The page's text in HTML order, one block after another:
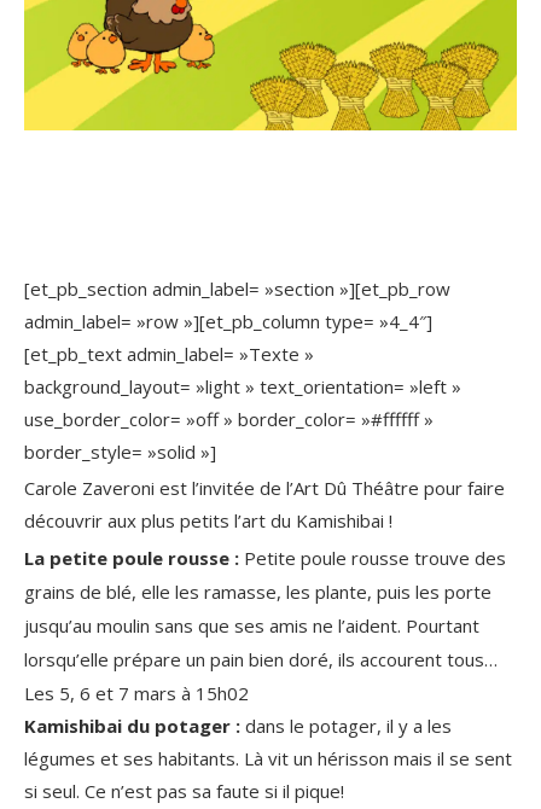
[et_pb_section admin_label= »section »][et_pb_row
admin_label= »row »][et_pb_column type= »4_4″]
[et_pb_text admin_label= »Texte »
background_layout= »light » text_orientation= »left »
use_border_color= »off » border_color= »#ffffff »
border_style= »solid »]
Carole Zaveroni est l’invitée de l’Art Dû Théâtre pour faire
découvrir aux plus petits l’art du Kamishibai !
La petite poule rousse : Petite poule rousse trouve des
grains de blé, elle les ramasse, les plante, puis les porte
jusqu’au moulin sans que ses amis ne l’aident. Pourtant
lorsqu’elle prépare un pain bien doré, ils accourent tous…
Les 5, 6 et 7 mars à 15h02
Kamishibai du potager : dans le potager, il y a les
légumes et ses habitants. Là vit un hérisson mais il se sent
si seul. Ce n’est pas sa faute si il pique!